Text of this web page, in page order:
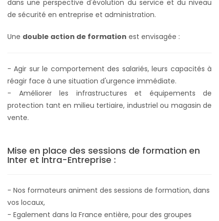
dans une perspective d'évolution du service et du niveau
de sécurité en entreprise et administration.
Une double action de formation est envisagée :
- Agir sur le comportement des salariés, leurs capacités à
réagir face à une situation d'urgence immédiate.
- Améliorer les infrastructures et équipements de
protection tant en milieu tertiaire, industriel ou magasin de
vente.
Mise en place des sessions de formation en
Inter et Intra-Entreprise :
- Nos formateurs animent des sessions de formation, dans
vos locaux,
- Egalement dans la France entière, pour des groupes